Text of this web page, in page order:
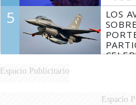
5
LOS
Espacio Publicitario
Espacio